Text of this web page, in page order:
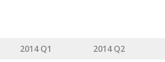
2014 Q1 2014 Q2